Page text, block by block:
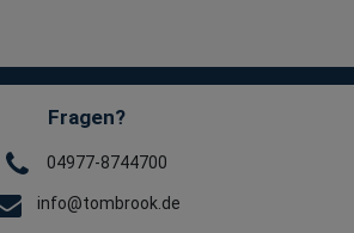
Fragen?
04977-8744700
info@tombrook.de